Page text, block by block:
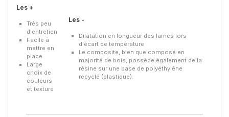
Les +
Très peu
d'entretien
Facile à
mettre en
place
Large
choix de
couleurs
et texture
Les -
Dilatation en longueur des lames lors
d'écart de température
Le composite, bien que composé en
majorité de bois, possède également de la
résine sur une base de polyéthylène
recyclé (plastique).